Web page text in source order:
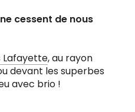
cessent de nous
Lafayette, au rayon
devant les superbes
avec brio !